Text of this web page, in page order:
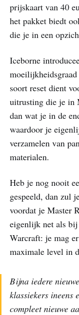
prijskaart van 40
het pakket biedt
die je in een
Iceborne
soort reset dient
uitrusting die je in
dan wat je in de
waardoor je
verzamelen van
materialen.
Heb je nog nooit
gespeeld, dan zul
voordat je Master
eigenlijk net als
Warcraft: je mag
maximale level in
Bijna iedere
klassiekers ineens
compleet nieuwe